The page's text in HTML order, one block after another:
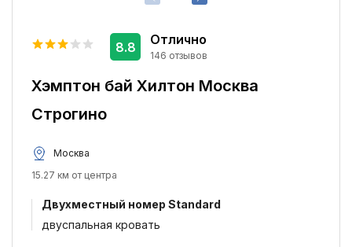
Хэмптон бай Хилтон Москва
Строгино
Отлично
146 отзывов
8.8
Москва
15.27 км от центра
Двухместный номер Standard
двуспальная кровать